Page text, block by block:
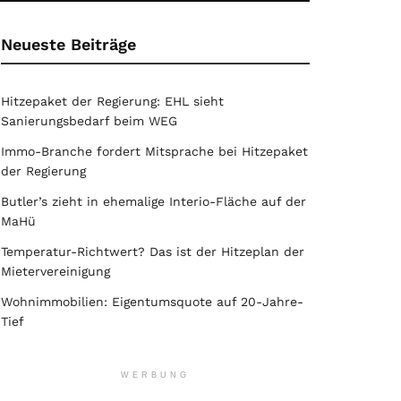
Neueste Beiträge
Hitzepaket der Regierung: EHL sieht
Sanierungsbedarf beim WEG
Immo-Branche fordert Mitsprache bei Hitzepaket
der Regierung
Butler’s zieht in ehemalige Interio-Fläche auf der
MaHü
Temperatur-Richtwert? Das ist der Hitzeplan der
Mietervereinigung
Wohnimmobilien: Eigentumsquote auf 20-Jahre-
Tief
WERBUNG